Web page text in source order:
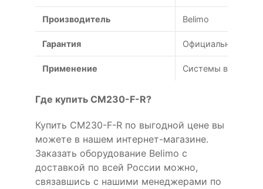
Производитель Belimo
Гарантия Официальная
Применение Системы
Где купить CM230-F-R?
Купить CM230-F-R по выгодной цене вы
можете в нашем интернет-магазине.
Заказать оборудование Belimo с
доставкой по всей России можно,
связавшись с нашими менеджерами по